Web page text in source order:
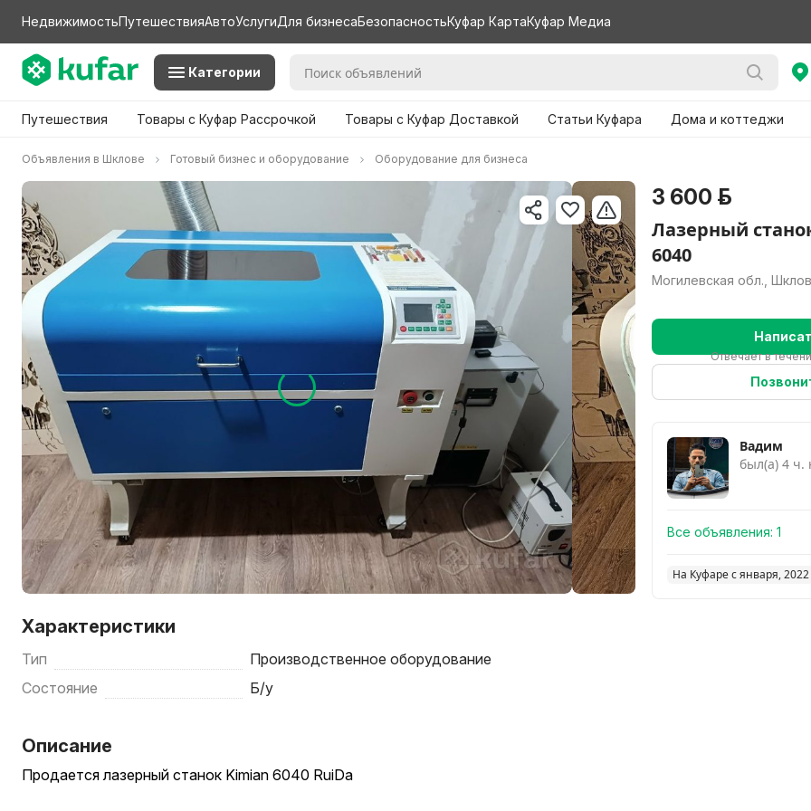
НедвижимостьПутешествияАвтоУслугиДля бизнесаБезопасностьКуфар КартаКуфар Медиа
Категории
Путешествия Товары с Куфар Рассрочкой Товары с Куфар Доставкой Статьи Куфара Дома и коттеджи
Объявления в Шклове Готовый бизнес и оборудование Оборудование для бизнеса
Характеристики
Тип
Производственное оборудование
Состояние
Б/у
Описание
Продается лазерный станок Kimian 6040 RuiDa
3 600 р.
Лазерный
6040
Могилевская обл., Шклов
Отвечает в
Вадим
был(а) 4 ч.
Все объявления: 1
На Куфаре с января, 2022